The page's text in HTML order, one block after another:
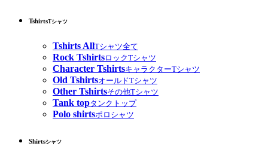
TshirtsTシャツ
Tshirts AllTシャツ全て
Rock TshirtsロックTシャツ
Character TshirtsキャラクターTシャツ
Old TshirtsオールドTシャツ
Other Tshirtsその他Tシャツ
Tank topタンクトップ
Polo shirtsポロシャツ
Shirtsシャツ